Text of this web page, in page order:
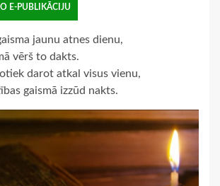
E-PUBLIKĀCIJU
jaunu atnes dienu,
vērš to dakts.
darot atkal visus vienu,
gaismā izzūd nakts.